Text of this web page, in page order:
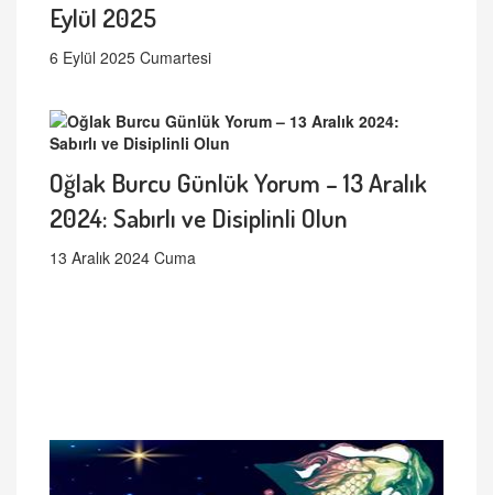
Eylül 2025
6 Eylül 2025 Cumartesi
Oğlak Burcu Günlük Yorum – 13 Aralık
2024: Sabırlı ve Disiplinli Olun
13 Aralık 2024 Cuma